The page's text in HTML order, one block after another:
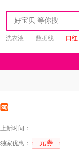
洗衣液 数据线 口红
上新时间：
独家优惠： 元券